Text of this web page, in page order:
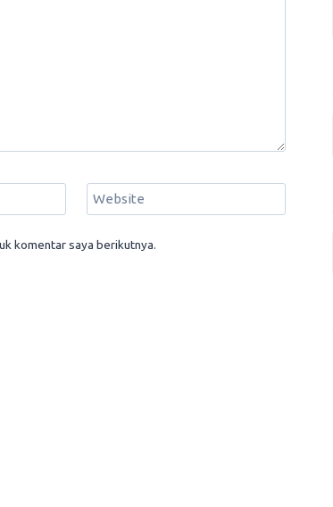
Website
komentar saya berikutnya.